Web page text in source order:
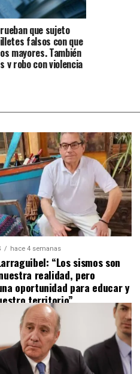
que sujeto
falsos con que
mayores. También
y robo con violencia
hace 4 semanas
“Los sismos son
realidad, pero
oportunidad para educar y
territorio”